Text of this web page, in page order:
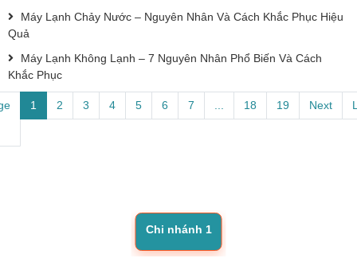
Máy Lạnh Chảy Nước – Nguyên Nhân Và Cách Khắc Phục Hiệu
Quả
Máy Lạnh Không Lạnh – 7 Nguyên Nhân Phổ Biến Và Cách
Khắc Phục
1 2 3 4 5 6 7 ... 18 19 Next
Chi nhánh 1